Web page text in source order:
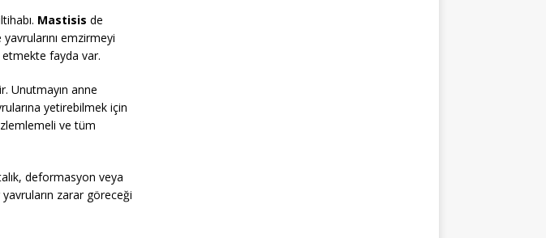
Mastisis de
emzirmeyi
fayda var.
Unutmayın anne
yetirebilmek için
ve tüm
deformasyon veya
zarar göreceği